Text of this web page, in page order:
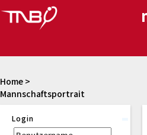
Mannschaftsportrait
Home >
Login